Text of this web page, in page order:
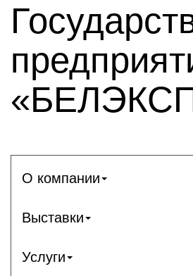
О компании
Выставки
Услуги